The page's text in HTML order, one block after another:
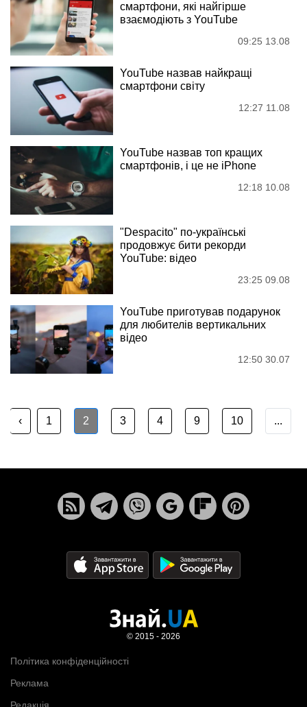
смартфони, які найгірше
взаємодіють з YouTube
09:25 13.08
YouTube назвав найкращі
смартфони світу
12:27 11.08
YouTube назвав топ кращих
смартфонів, і це не iPhone
12:18 10.08
"Despacito" по-українські
продовжує бити рекорди
YouTube: відео
23:25 09.08
YouTube приготував подарунок
для любителів вертикальних
відео
12:50 30.07
‹ 1 2 3 4 9 10 ...
Політика конфіденційності
Реклама
© 2015 - 2026